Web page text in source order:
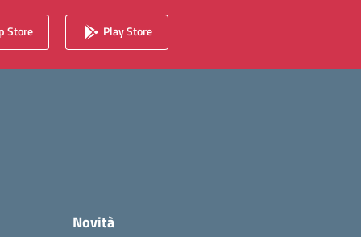
Store Play Store
Novità